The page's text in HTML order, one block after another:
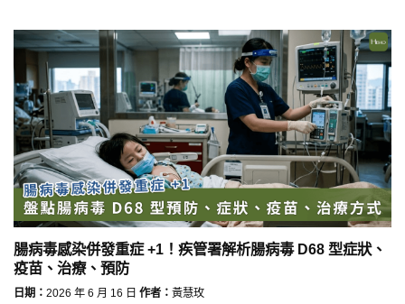
腸病毒感染併發重症 +1！疾管署解析腸病毒 D68 型症狀、
疫苗、治療、預防
日期： 2026 年 6 月 16 日 作者： 黃慧玫